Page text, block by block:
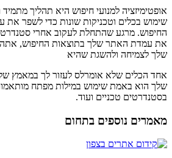
אופטימיזציה למנועי חיפוש היא תהליך
שימוש בכלים וטכניקות שונות כדי לשפר
החיפוש. מרגע שהתחלת לעקוב אחרי
את עמדת האתר שלך בתוצאות החיפוש, אתה
שלך לצמיחה ולהשגת שהיא
אחד הכלים שלא אומרלס לעזור לך במאמץ של
שלך הוא באמת שימוש במילות מפתח
בסטנדרטים טכניים ועוד.
מאמרים נוספים בתחום